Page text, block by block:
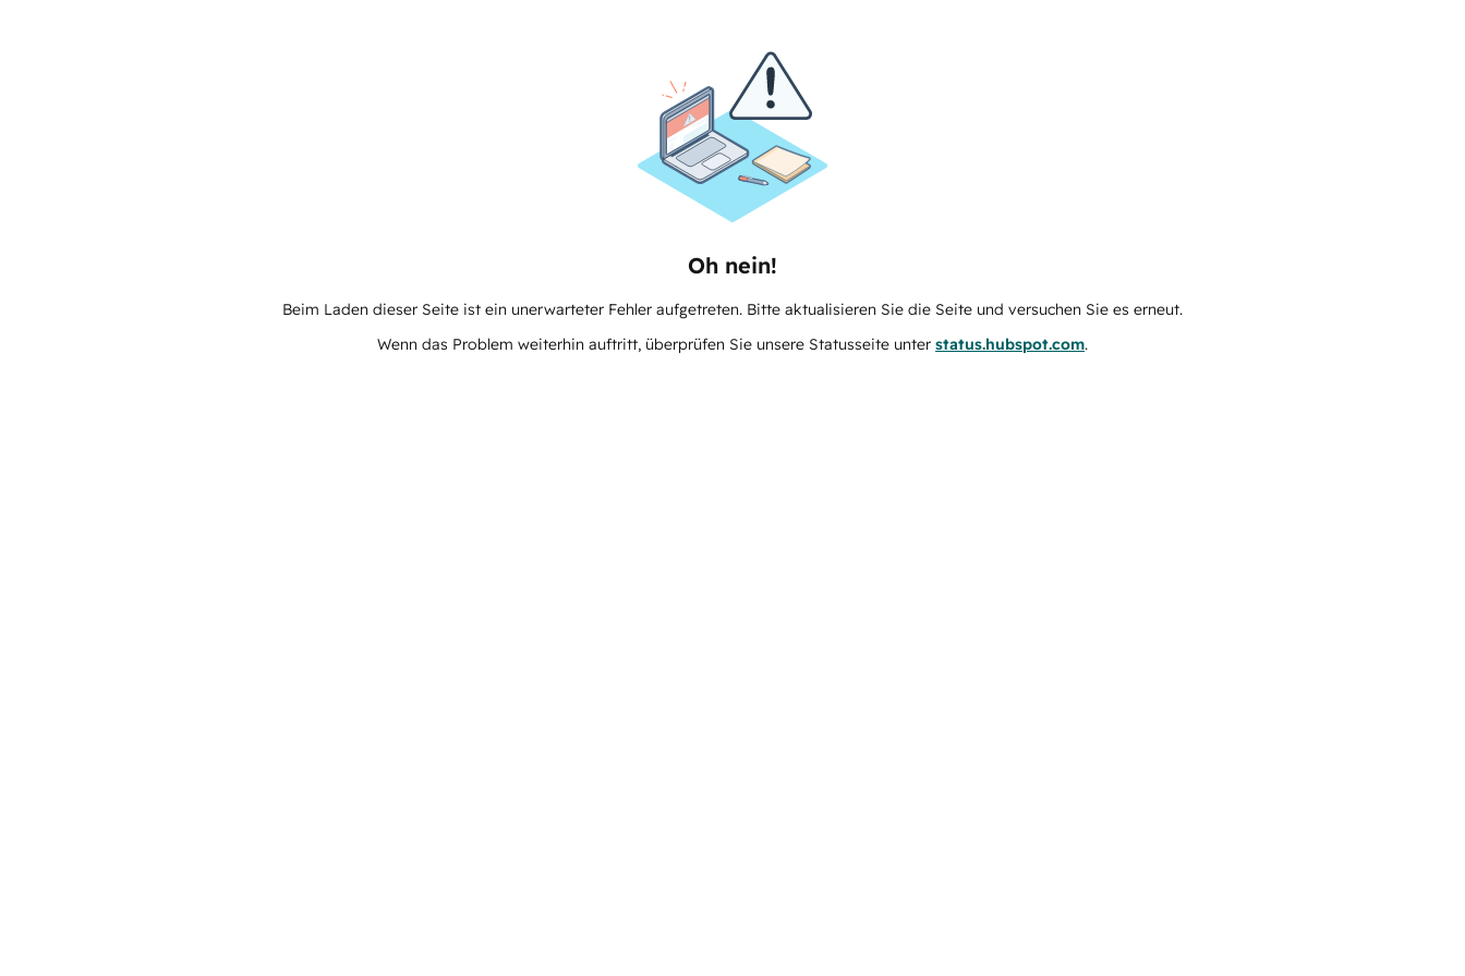
Oh nein!
Beim Laden dieser Seite ist ein unerwarteter Fehler aufgetreten. Bitte aktualisieren Sie die Seite und versuchen Sie es erneut.
Wenn das Problem weiterhin auftritt, überprüfen Sie unsere Statusseite unter status.hubspot.com.